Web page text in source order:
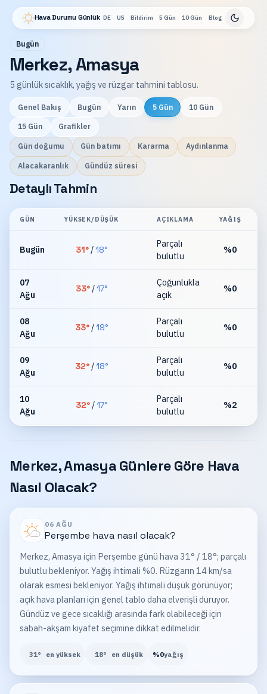
Hava Durumu Günlük DE US Bildirim 5 Gün 10 Gün Blog
Bugün
Merkez, Amasya
5 günlük sıcaklık, yağış ve rüzgar tahmini tablosu.
Genel Bakış Bugün Yarın 5 Gün 10 Gün
15 Gün Grafikler
Gün doğumu Gün batımı Kararma Aydınlanma
Alacakaranlık Gündüz süresi
Detaylı Tahmin
GÜN YÜKSEK/DÜŞÜK AÇIKLAMA YAĞIŞ
Bugün 31°/18°
Parçalı
bulutlu
%0
07
Ağu
33°/17°
Çoğunlukla
açık
%0
08
Ağu
33°/19°
Parçalı
bulutlu
%0
09
Ağu
32°/18°
Parçalı
bulutlu
%0
10
Ağu
32°/17°
Parçalı
bulutlu
%2
Merkez, Amasya Günlere Göre Hava
Nasıl Olacak?
06 AĞU
Perşembe hava nasıl olacak?
Merkez, Amasya için Perşembe günü hava 31° / 18°; parçalı
bulutlu bekleniyor. Yağış ihtimali %0. Rüzgarın 14 km/sa
olarak esmesi bekleniyor. Yağış ihtimali düşük görünüyor;
açık hava planları için genel tablo daha elverişli duruyor.
Gündüz ve gece sıcaklığı arasında fark olabileceği için
sabah-akşam kıyafet seçimine dikkat edilmelidir.
31° en yüksek 18° en düşük %0yağış